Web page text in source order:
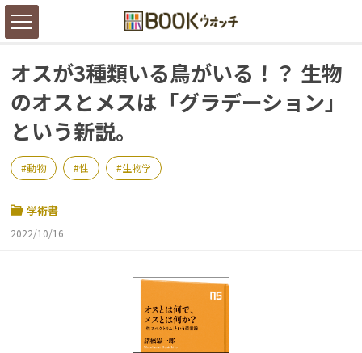
オスが3種類いる鳥がいる！？ 生物
のオスとメスは「グラデーション」
という新説。
動物 性 生物学
学術書
2022/10/16